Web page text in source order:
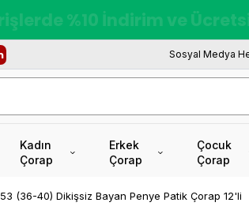
Farksız +6 Taksit
Sosyal Medya
Kadın
Çorap
Erkek
Çorap
Çocuk
Çorap
(36-40) Dikişsiz Bayan Penye Patik Çorap 12'li